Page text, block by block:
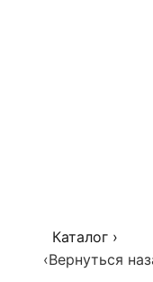
Каталог ›
‹Вернуться